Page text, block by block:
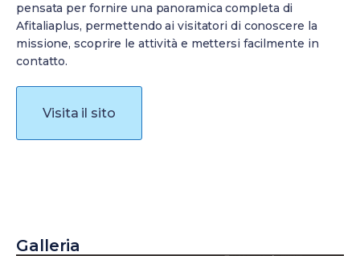
pensata per fornire una panoramica completa di
Afitaliaplus, permettendo ai visitatori di conoscere la
missione, scoprire le attività e mettersi facilmente in
contatto.
Visita il sito
Galleria